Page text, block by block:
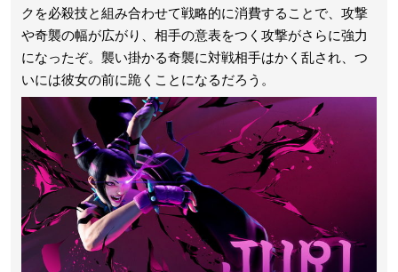
クを必殺技と組み合わせて戦略的に消費することで、攻撃
や奇襲の幅が広がり、相手の意表をつく攻撃がさらに強力
になったぞ。襲い掛かる奇襲に対戦相手はかく乱され、つ
いには彼女の前に跪くことになるだろう。